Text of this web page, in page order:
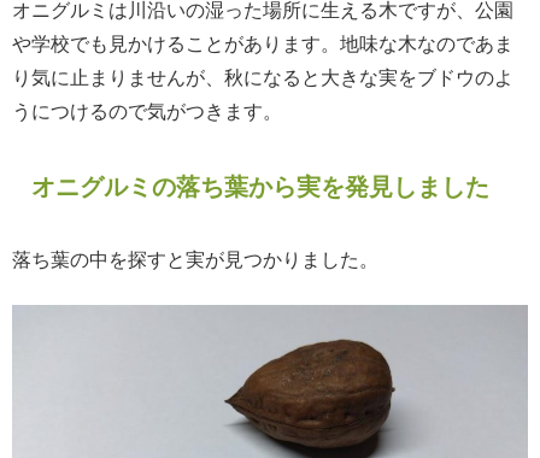
オニグルミは川沿いの湿った場所に生える木ですが、公園
や学校でも見かけることがあります。地味な木なのであま
り気に止まりませんが、秋になると大きな実をブドウのよ
うにつけるので気がつきます。
オニグルミの落ち葉から実を発見しました
落ち葉の中を探すと実が見つかりました。